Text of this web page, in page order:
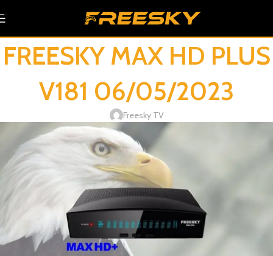
Skip to navigation
Skip to main content
FREESKY MAX HD PLUS
V181 06/05/2023
Freesky TV